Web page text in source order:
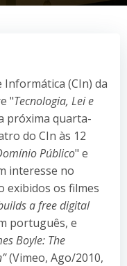
(CIn) da
"Tecnologia, Lei e
próxima quarta-
do CIn às 12
Público" e
interesse no
exibidos os filmes
a free digital
português, e
Boyle: The
(Vimeo, Ago/2010,